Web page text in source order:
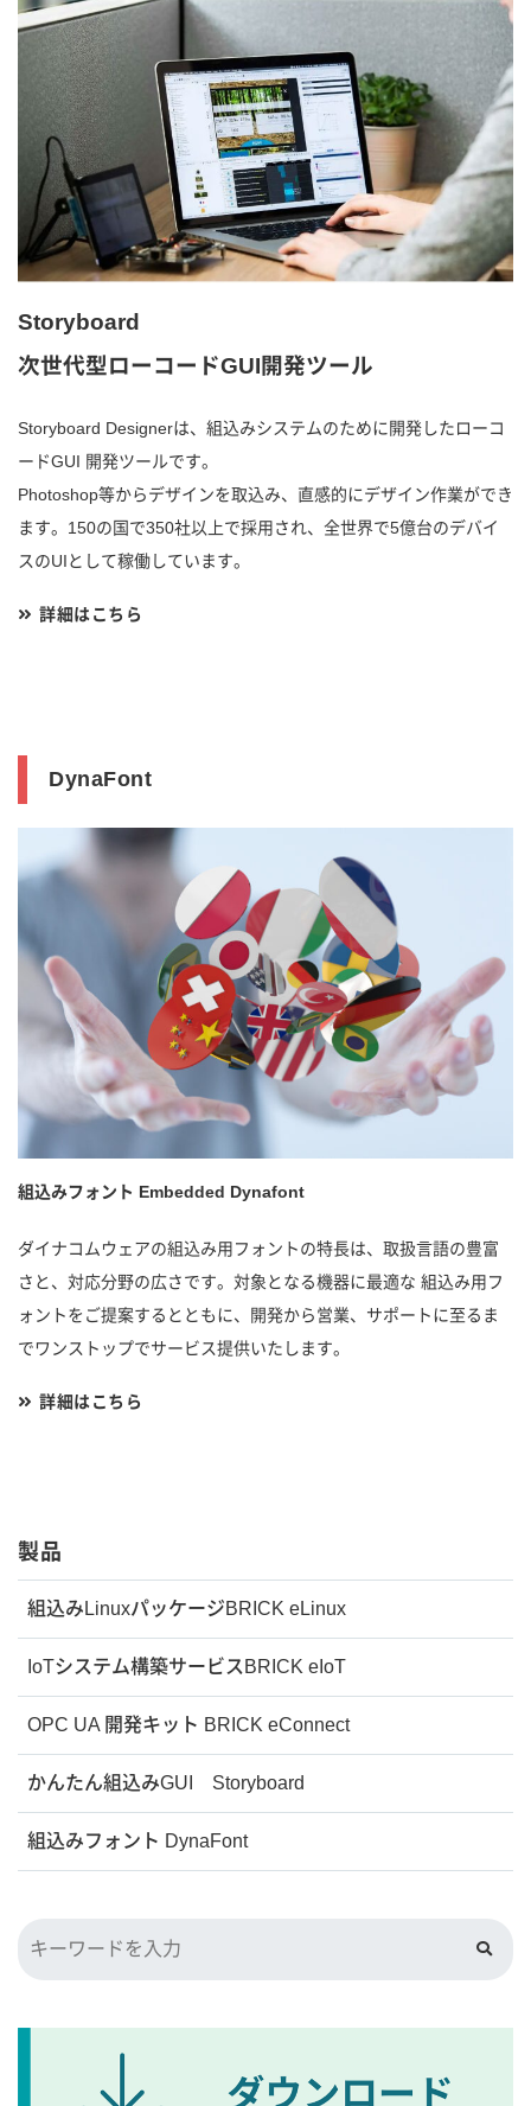
Storyboard
次世代型ローコードGUI開発ツール
Storyboard Designerは、組込みシステムのために開発したローコ
ードGUI 開発ツールです。
Photoshop等からデザインを取込み、直感的にデザイン作業ができ
ます。150の国で350社以上で採用され、全世界で5億台のデバイ
スのUIとして稼働しています。
詳細はこちら
DynaFont
組込みフォント Embedded Dynafont
ダイナコムウェアの組込み用フォントの特長は、取扱言語の豊富
さと、対応分野の広さです。対象となる機器に最適な 組込み用フ
ォントをご提案するとともに、開発から営業、サポートに至るま
でワンストップでサービス提供いたします。
詳細はこちら
製品
組込みLinuxパッケージBRICK eLinux
IoTシステム構築サービスBRICK eIoT
OPC UA 開発キット BRICK eConnect
かんたん組込みGUI Storyboard
組込みフォント DynaFont